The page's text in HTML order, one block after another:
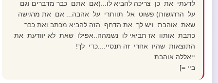
לדעתי את כן צריכה להביא לו...(אם אתם כבר מדברים וגם
על הררגשות) פשוט אל תוותרי על אהבה... אם את מרגישה
שאת אוהבת ויש לך את הדחף הזה להביא מכתב ואת כבר
כתבת אותוו אז תביאי לו נשמהה..אפילו שאת לא יוודעת את
התוצאות שהיו אחרי זה תנסיי....כדי לך!
ייאללה אוהבת
ביי =]